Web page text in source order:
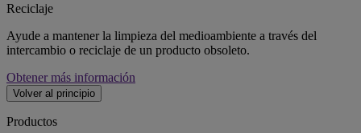
Reciclaje
Ayude a mantener la limpieza del medioambiente a través del
intercambio o reciclaje de un producto obsoleto.
Obtener más información
Volver al principio
Productos